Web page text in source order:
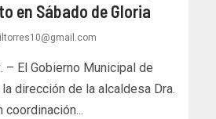
en Sábado de Gloria
– El Gobierno Municipal de
dirección de la alcaldesa Dra.
coordinación...